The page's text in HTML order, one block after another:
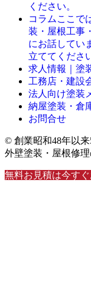
ください。
コラム ここで
装・屋根工事
にお話してい
立ててくださ
求人情報｜塗
工務店・建設
法人向け塗装
納屋塗装・倉
お問合せ
© 創業昭和48年以
外壁塗装・屋根修
無料お見積は今すぐ